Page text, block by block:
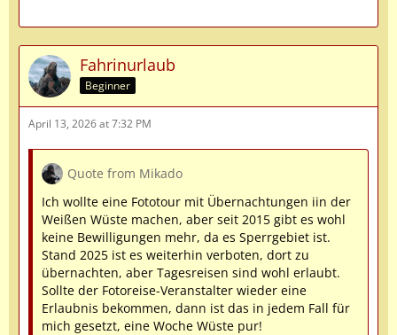
Fahrinurlaub
Beginner
April 13, 2026 at 7:32 PM
Quote from Mikado
Ich wollte eine Fototour mit Übernachtungen iin der
Weißen Wüste machen, aber seit 2015 gibt es wohl
keine Bewilligungen mehr, da es Sperrgebiet ist.
Stand 2025 ist es weiterhin verboten, dort zu
übernachten, aber Tagesreisen sind wohl erlaubt.
Sollte der Fotoreise-Veranstalter wieder eine
Erlaubnis bekommen, dann ist das in jedem Fall für
mich gesetzt, eine Woche Wüste pur!